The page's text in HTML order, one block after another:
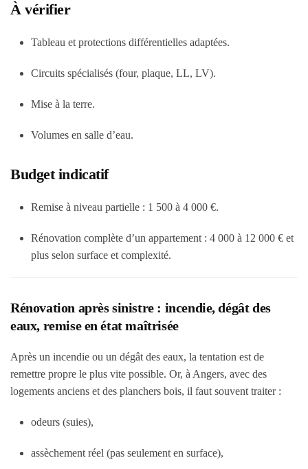
À vérifier
Tableau et protections différentielles adaptées.
Circuits spécialisés (four, plaque, LL, LV).
Mise à la terre.
Volumes en salle d’eau.
Budget indicatif
Remise à niveau partielle : 1 500 à 4 000 €.
Rénovation complète d’un appartement : 4 000 à 12 000 € et
plus selon surface et complexité.
Rénovation après sinistre : incendie, dégât des
eaux, remise en état maîtrisée
Après un incendie ou un dégât des eaux, la tentation est de
remettre propre le plus vite possible. Or, à Angers, avec des
logements anciens et des planchers bois, il faut souvent traiter :
odeurs (suies),
assèchement réel (pas seulement en surface),